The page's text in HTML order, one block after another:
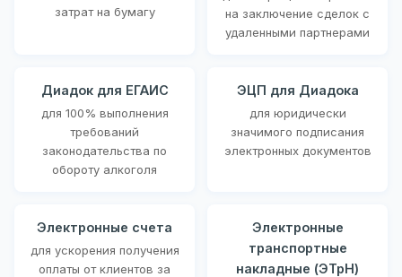
затрат на бумагу
на заключение сделок с
удаленными партнерами
Диадок для ЕГАИС
для 100% выполнения
требований
законодательства по
обороту алкоголя
ЭЦП для Диадока
для юридически
значимого подписания
электронных документов
Электронные счета
для ускорения получения
оплаты от клиентов за
Электронные
транспортные
накладные (ЭТрН)